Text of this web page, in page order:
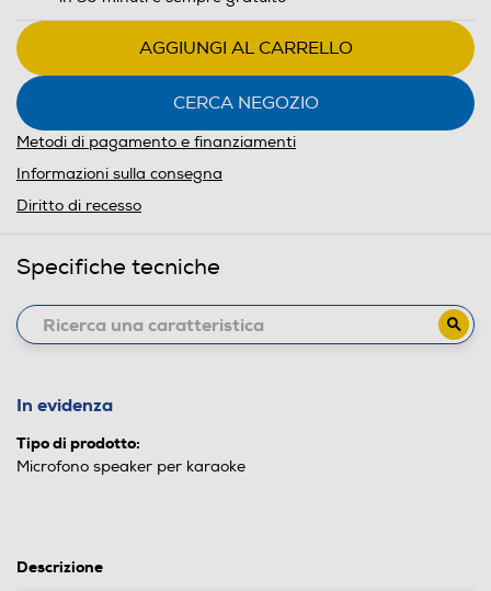
AGGIUNGI AL CARRELLO
CERCA NEGOZIO
Metodi di pagamento e finanziamenti
Informazioni sulla consegna
Diritto di recesso
Specifiche tecniche
In evidenza
Tipo di prodotto:
Microfono speaker per karaoke
Descrizione